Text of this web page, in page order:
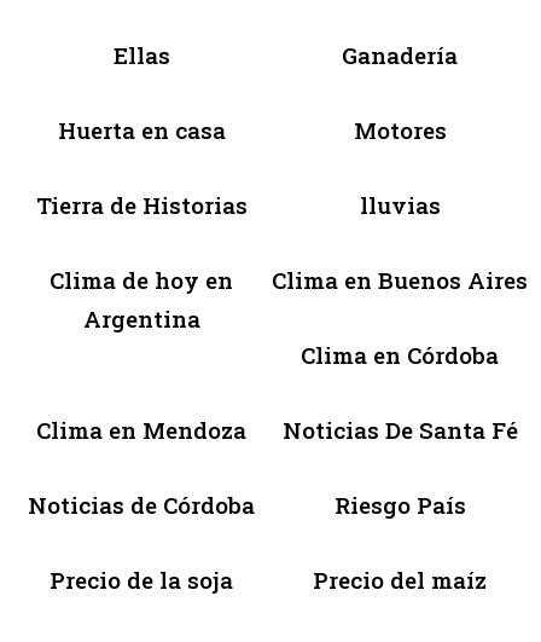
Ellas Ganadería
Huerta en casa Motores
Tierra de Historias lluvias
Clima de hoy en
Argentina
Clima en Buenos Aires
Clima en Córdoba
Clima en Mendoza Noticias De Santa Fé
Noticias de Córdoba Riesgo País
Precio de la soja Precio del maíz